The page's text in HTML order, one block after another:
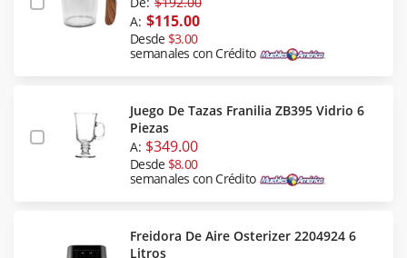
A: $115.00
Desde $3.00
semanales con Crédito
Juego De Tazas Franilia ZB395 Vidrio 6
Piezas
A: $349.00
Desde $8.00
semanales con Crédito
Freidora De Aire Osterizer 2204924 6
Litros